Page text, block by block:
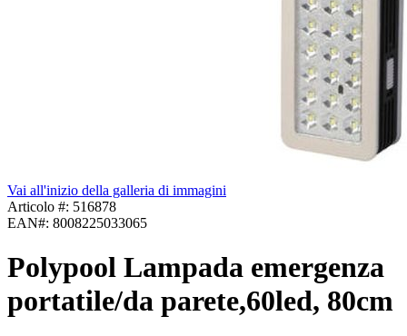
Vai all'inizio della galleria di immagini
Articolo #: 516878
EAN#: 8008225033065
Polypool Lampada emergenza
portatile/da parete,60led, 80cm